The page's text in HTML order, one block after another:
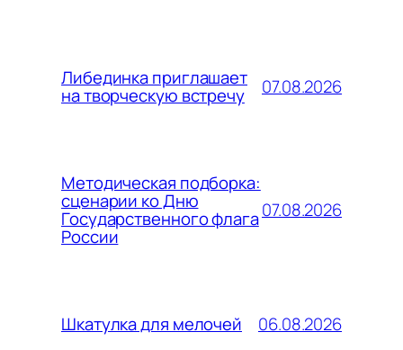
Либединка приглашает
на творческую встречу 07.08.2026
Методическая подборка:
сценарии ко Дню
Государственного флага
России
07.08.2026
Шкатулка для мелочей 06.08.2026